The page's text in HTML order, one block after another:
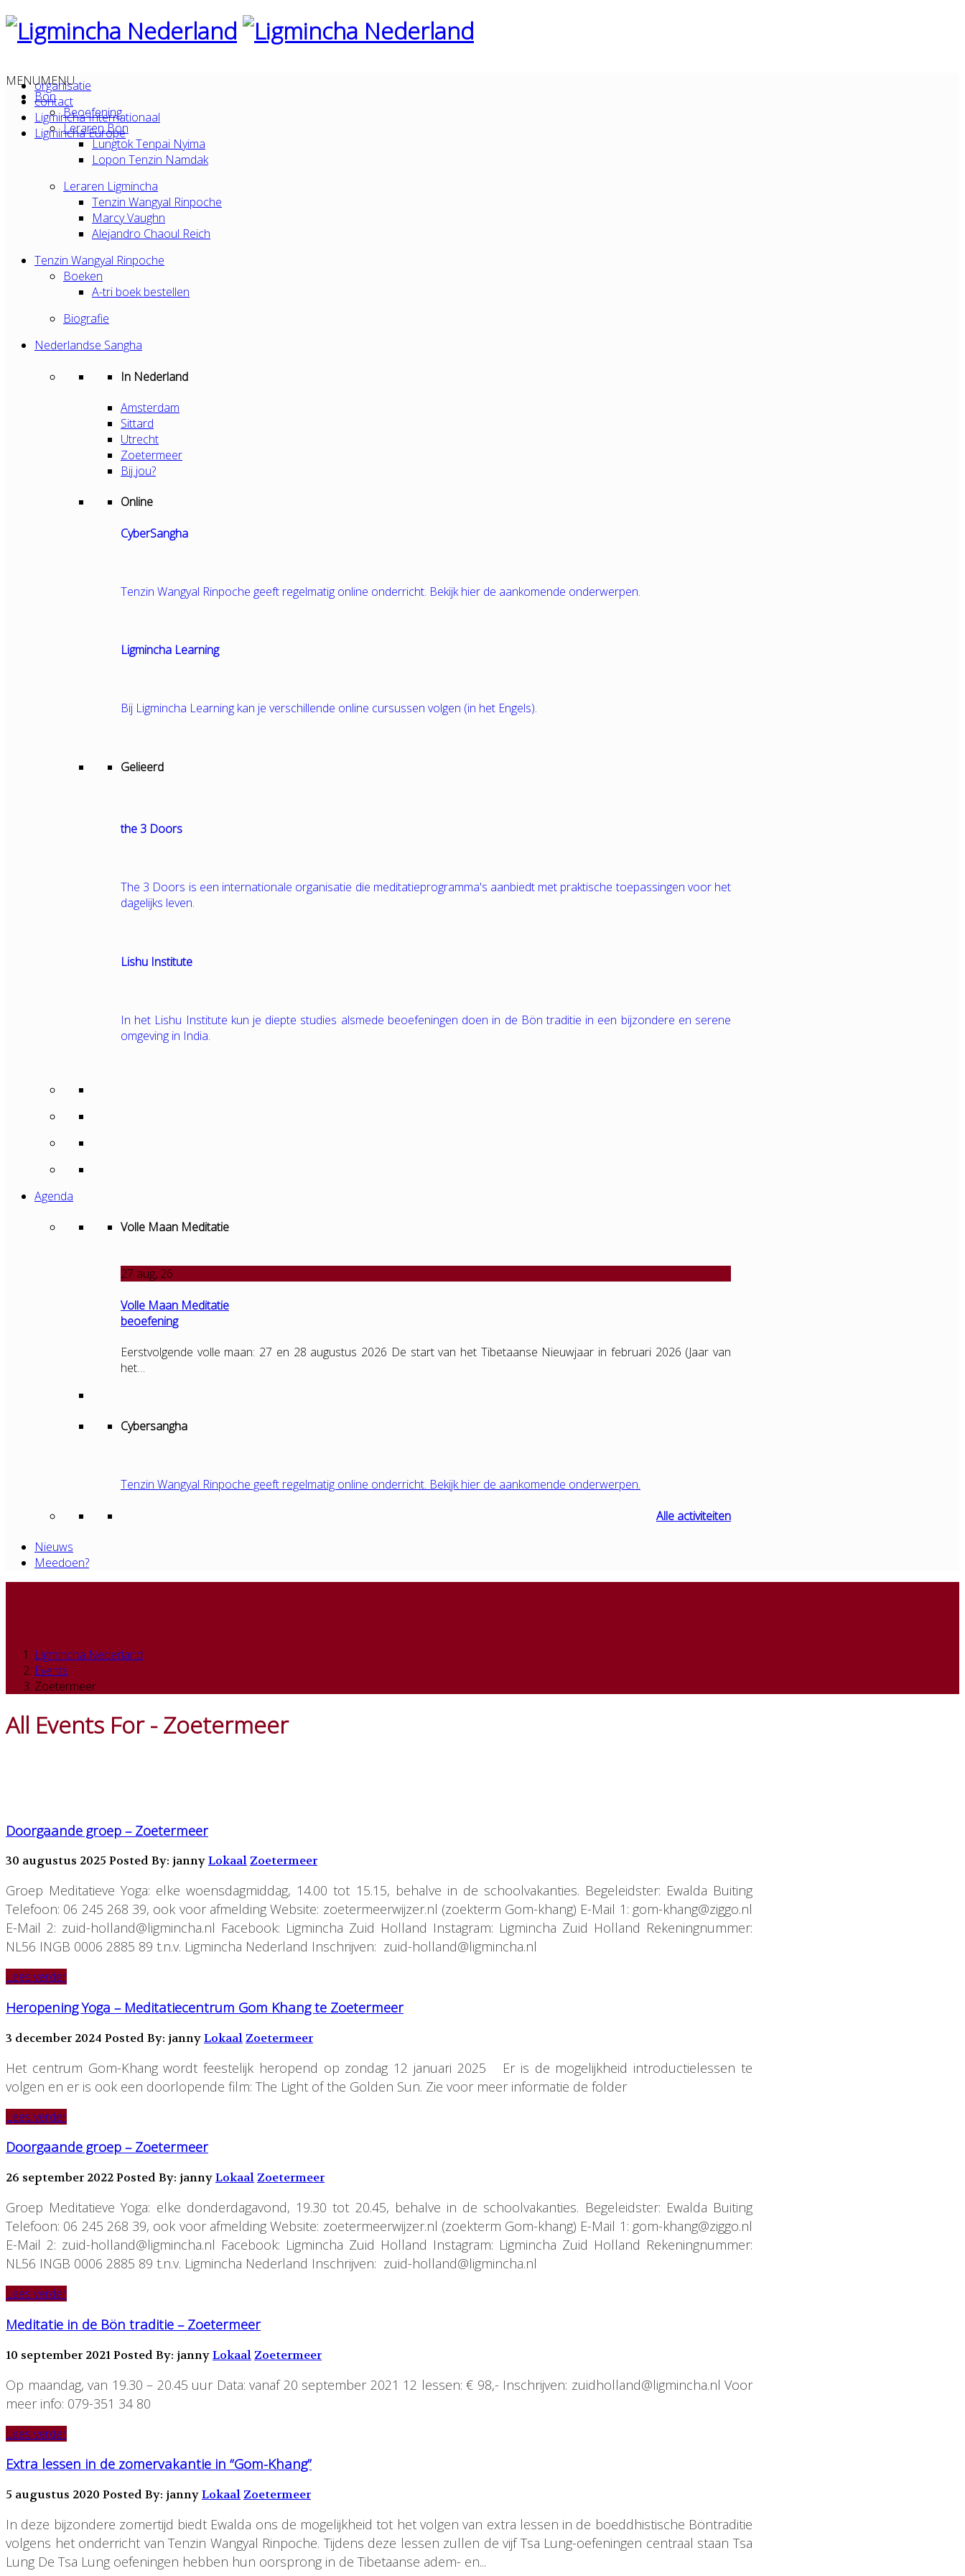
organisatie
contact
Ligmincha Internationaal
Ligmincha Europe
MENUMENU
Bön
Beoefening
Leraren Bön
Lungtok Tenpai Nyima
Lopon Tenzin Namdak
Leraren Ligmincha
Tenzin Wangyal Rinpoche
Marcy Vaughn
Alejandro Chaoul Reich
Tenzin Wangyal Rinpoche
Boeken
A-tri boek bestellen
Biografie
Nederlandse Sangha
In Nederland
Amsterdam
Sittard
Utrecht
Zoetermeer
Bij jou?
Online
CyberSangha
Tenzin Wangyal Rinpoche geeft regelmatig online onderricht. Bekijk hier de aankomende onderwerpen.
Ligmincha Learning
Bij Ligmincha Learning kan je verschillende online cursussen volgen (in het Engels).
Gelieerd
the 3 Doors
The 3 Doors is een internationale organisatie die meditatieprogramma's aanbiedt met praktische toepassingen voor het
dagelijks leven.
Lishu Institute
In het Lishu Institute kun je diepte studies alsmede beoefeningen doen in de Bön traditie in een bijzondere en serene
omgeving in India.
Agenda
Volle Maan Meditatie
27 aug, 26
Volle Maan Meditatie
beoefening
Eerstvolgende volle maan: 27 en 28 augustus 2026 De start van het Tibetaanse Nieuwjaar in februari 2026 (Jaar van
het…
Cybersangha
Tenzin Wangyal Rinpoche geeft regelmatig online onderricht. Bekijk hier de aankomende onderwerpen.
Alle activiteiten
Nieuws
Meedoen?
Ligmincha Nederland
Events
Zoetermeer
All Events For - Zoetermeer
Doorgaande groep – Zoetermeer
30 augustus 2025 Posted By: jannyLokaal Zoetermeer
Groep Meditatieve Yoga: elke woensdagmiddag, 14.00 tot 15.15, behalve in de schoolvakanties. Begeleidster: Ewalda Buiting
Telefoon: 06 245 268 39, ook voor afmelding Website: zoetermeerwijzer.nl (zoekterm Gom-khang) E-Mail 1: gom-khang@ziggo.nl
E-Mail 2: zuid-holland@ligmincha.nl Facebook: Ligmincha Zuid Holland Instagram: Ligmincha Zuid Holland Rekeningnummer:
NL56 INGB 0006 2885 89 t.n.v. Ligmincha Nederland Inschrijven: zuid-holland@ligmincha.nl
Lees verder
Heropening Yoga – Meditatiecentrum Gom Khang te Zoetermeer
3 december 2024 Posted By: jannyLokaal Zoetermeer
Het centrum Gom-Khang wordt feestelijk heropend op zondag 12 januari 2025 Er is de mogelijkheid introductielessen te
volgen en er is ook een doorlopende film: The Light of the Golden Sun. Zie voor meer informatie de folder
Lees verder
Doorgaande groep – Zoetermeer
26 september 2022Posted By: jannyLokaal Zoetermeer
Groep Meditatieve Yoga: elke donderdagavond, 19.30 tot 20.45, behalve in de schoolvakanties. Begeleidster: Ewalda Buiting
Telefoon: 06 245 268 39, ook voor afmelding Website: zoetermeerwijzer.nl (zoekterm Gom-khang) E-Mail 1: gom-khang@ziggo.nl
E-Mail 2: zuid-holland@ligmincha.nl Facebook: Ligmincha Zuid Holland Instagram: Ligmincha Zuid Holland Rekeningnummer:
NL56 INGB 0006 2885 89 t.n.v. Ligmincha Nederland Inschrijven: zuid-holland@ligmincha.nl
Lees verder
Meditatie in de Bön traditie – Zoetermeer
10 september 2021Posted By: jannyLokaal Zoetermeer
Op maandag, van 19.30 – 20.45 uur Data: vanaf 20 september 2021 12 lessen: € 98,- Inschrijven: zuidholland@ligmincha.nl Voor
meer info: 079-351 34 80
Lees verder
Extra lessen in de zomervakantie in “Gom-Khang”
5 augustus 2020 Posted By: jannyLokaal Zoetermeer
In deze bijzondere zomertijd biedt Ewalda ons de mogelijkheid tot het volgen van extra lessen in de boeddhistische Böntraditie
volgens het onderricht van Tenzin Wangyal Rinpoche. Tijdens deze lessen zullen de vijf Tsa Lung-oefeningen centraal staan Tsa
Lung De Tsa Lung oefeningen hebben hun oorsprong in de Tibetaanse adem- en...